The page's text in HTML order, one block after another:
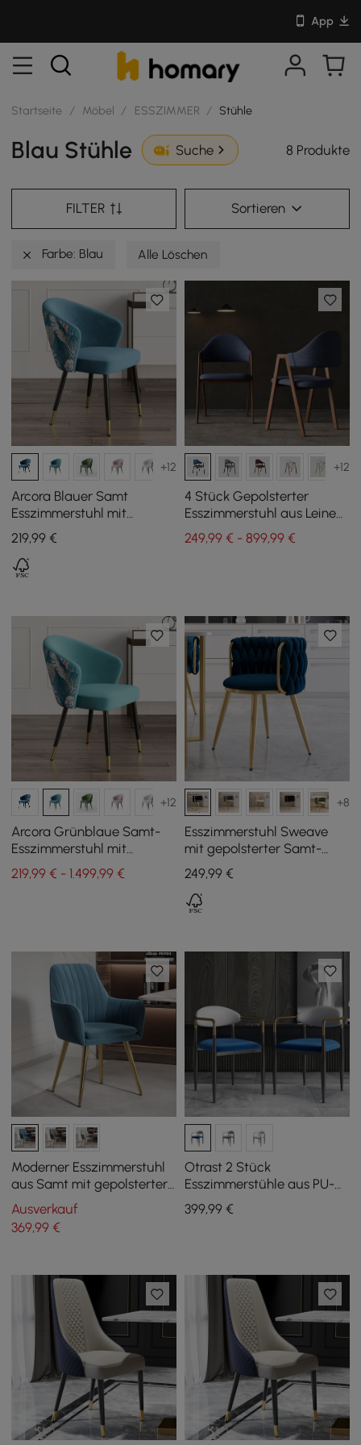
App
Startseite / Möbel / ESSZIMMER / Stühle
Blau Stühle Suche 8 Produkte
FILTER Sortieren
Farbe: Blau Alle Löschen
+12
Arcora Blauer Samt
Esszimmerstuhl mit
Polsterung, 1 Stück
219,99 €
+12
4 Stück Gepolsterter
Esszimmerstuhl aus Leinen
in Blau
249,99 € - 899,99 €
+12
Arcora Grünblaue Samt-
Esszimmerstuhl mit
Polsterung, 2 Stück
219,99 € - 1.499,99 €
+8
Esszimmerstuhl Sweave
mit gepolsterter Samt-
Sitzfläche in Blau, 1 Stk
249,99€
Moderner Esszimmerstuhl
aus Samt mit gepolsterter
Sitzfläche in Blau, 2er-Set
Ausverkauf
369,99 €
Otrast 2 Stück
Esszimmerstühle aus PU-
Leder und Samt in Blau
399,99€